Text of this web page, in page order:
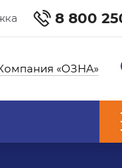
8 800
«ОЗНА»